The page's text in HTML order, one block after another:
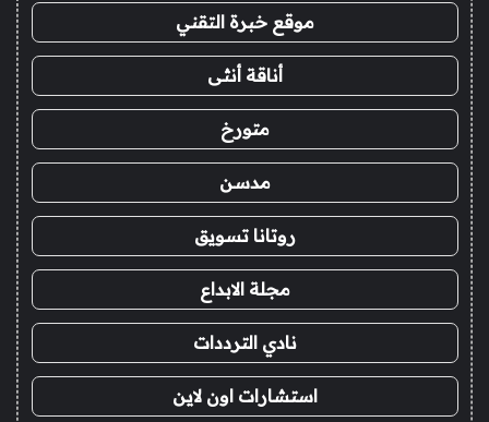
موقع خبرة التقني
أناقة أنثى
متورخ
مدسن
روتانا تسويق
مجلة الابداع
نادي الترددات
استشارات اون لاين